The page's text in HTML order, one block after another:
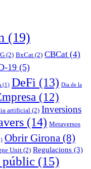
(19)
(2) BxCat (2) CBCat (4)
19 (5)
(1) DeFi (13) Dia de la
(12)
artificial(2) Inversions
(14) Metaversos
Obrir Girona (8)
Unit(2) Regulacions (3)
públic (15)